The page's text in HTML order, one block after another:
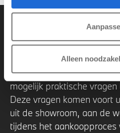
Alleen
Veel gestelde
onderhoud.
Op deze Electric Hub
mogelijk praktische
Deze vragen komen voort
uit de showroom, aan de
tijdens het